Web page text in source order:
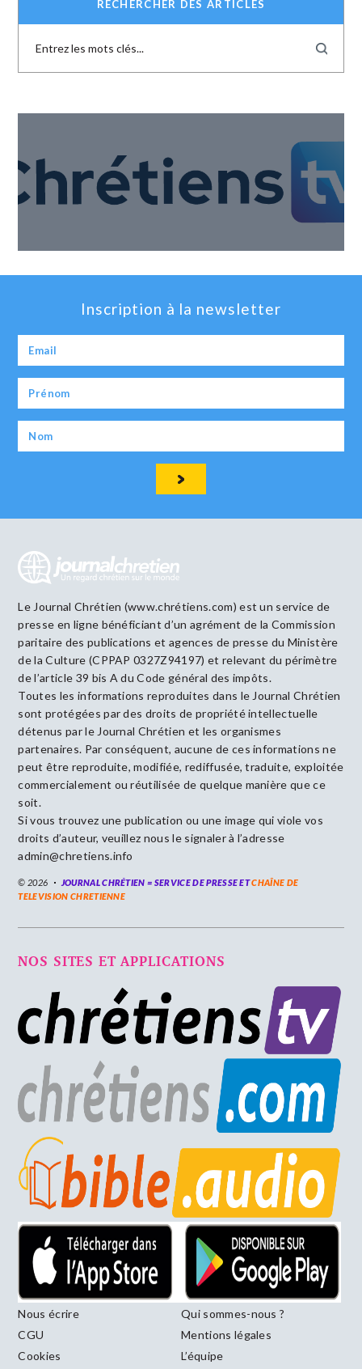
RECHERCHER DES ARTICLES
Inscription à la newsletter
Le Journal Chrétien (www.chrétiens.com) est un service de
presse en ligne bénéficiant d’un agrément de la Commission
paritaire des publications et agences de presse du Ministère
de la Culture (CPPAP 0327Z94197) et relevant du périmètre
de l’article 39 bis A du Code général des impôts.
Toutes les informations reproduites dans le Journal Chrétien
sont protégées par des droits de propriété intellectuelle
détenus par le Journal Chrétien et les organismes
partenaires. Par conséquent, aucune de ces informations ne
peut être reproduite, modifiée, rediffusée, traduite, exploitée
commercialement ou réutilisée de quelque manière que ce
soit.
Si vous trouvez une publication ou une image qui viole vos
droits d’auteur, veuillez nous le signaler à l’adresse
admin@chretiens.info
© 2026 JOURNAL CHRÉTIEN = SERVICE DE PRESSE ETCHAÎNE DE
TELEVISION CHRETIENNE
NOS SITES ET APPLICATIONS
Nous écrire
Qui sommes-nous ?
CGU
Mentions légales
Cookies
L’équipe